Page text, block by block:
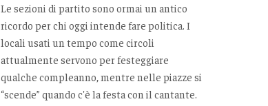
Le sezioni di partito sono ormai un antico
ricordo per chi oggi intende fare politica. I
locali usati un tempo come circoli
attualmente servono per festeggiare
qualche compleanno, mentre nelle piazze si
“scende” quando c'è la festa con il cantante.